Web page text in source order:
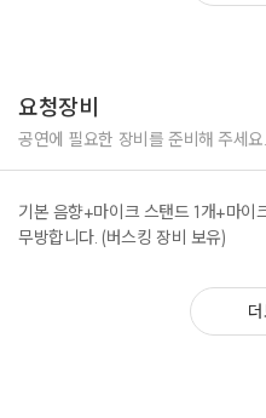
No.1(보아)
Ditto(NewJeans)
흔들리는 꽃들 속에서 네 샴푸 향이
꽃송이가(버스커버스커)
내 마음에 비친 내 모습 (유재하)
요청장비
공연에 필요한 장비를 준비해 주세요.
기본 음향+마이크 스탠드 1개+마이
무방합니다. (버스킹 장비 보유)